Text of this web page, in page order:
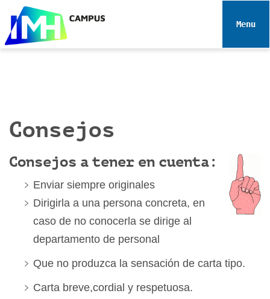
e
Toggle
Consejos
Consejos a tener en cuenta:
Enviar siempre originales
Dirigirla a una persona concreta, en
caso de no conocerla se dirige al
departamento de personal
Que no produzca la sensación de carta tipo.
Carta breve,cordial y respetuosa.